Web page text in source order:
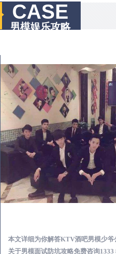
CASE
男模娱乐攻略
本文详细为你解答KTV酒吧男模少爷
关于男模面试防坑攻略免费咨询1333